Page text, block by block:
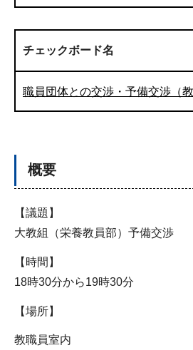
チェックボード名
職員団体との交渉・予備交渉（
概要
【議題】
大教組（栄養教員部）予備交渉
【時間】
18時30分から19時30分
【場所】
教職員室内